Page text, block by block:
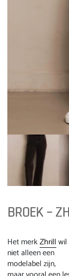
BROEK –
Het merkZhrillwil
niet alleen een
modelabel zijn,